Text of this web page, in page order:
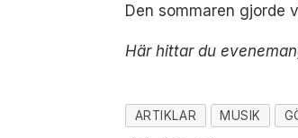
Den sommaren gjorde
Här hittar du
ARTIKLAR MUSIK